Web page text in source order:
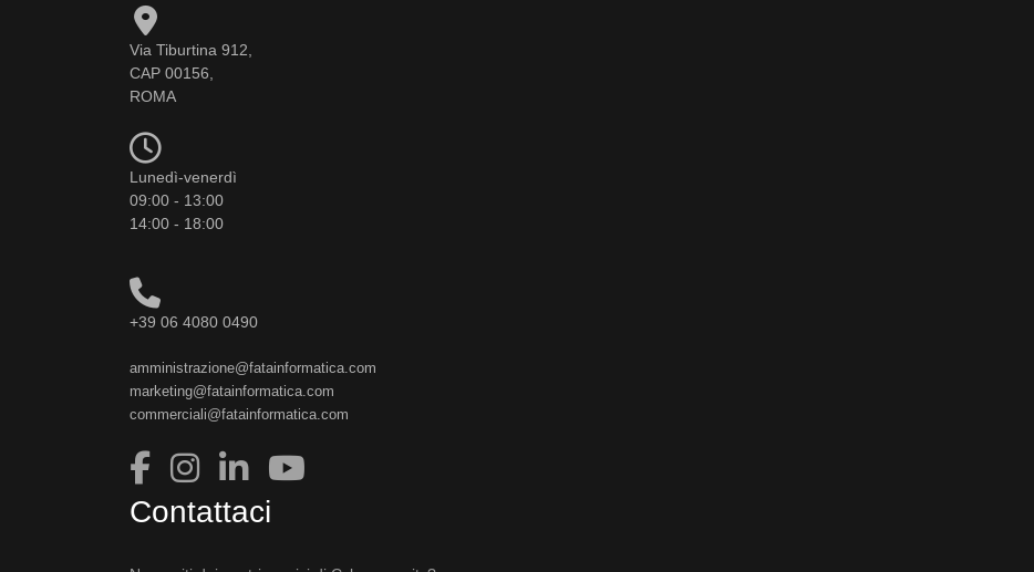
Via Tiburtina 912,
CAP 00156,
ROMA
Lunedì-venerdì
09:00 - 13:00
14:00 - 18:00
+39 06 4080 0490
amministrazione@fatainformatica.com
marketing@fatainformatica.com
commerciali@fatainformatica.com
Contattaci